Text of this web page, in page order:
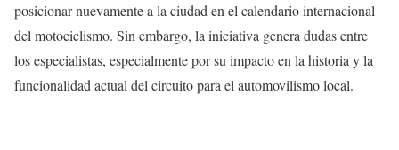
posicionar nuevamente a la ciudad en el calendario internacional
del motociclismo. Sin embargo, la iniciativa genera dudas entre
los especialistas, especialmente por su impacto en la historia y la
funcionalidad actual del circuito para el automovilismo local.